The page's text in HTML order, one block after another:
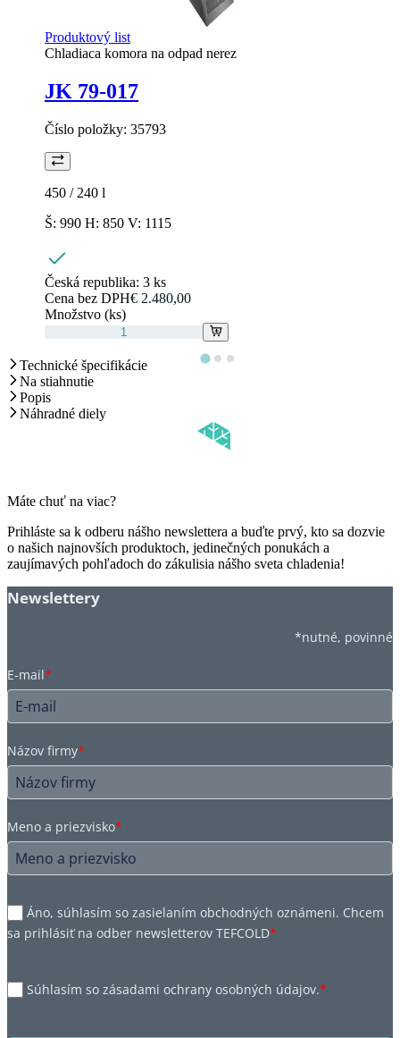
Produktový list
Chladiaca komora na odpad nerez
JK 79-017
Číslo položky: 35793
450 / 240 l
Š: 990 H: 850 V: 1115
Česká republika: 3 ks
Cena bez DPH€ 2.480,00
Množstvo (ks)
Technické špecifikácie
Na stiahnutie
Popis
Náhradné diely
Máte chuť na viac?
Prihláste sa k odberu nášho newslettera a buďte prvý, kto sa dozvie
o našich najnovších produktoch, jedinečných ponukách a
zaujímavých pohľadoch do zákulisia nášho sveta chladenia!
Newslettery
*nutné, povinné
E-mail*
Názov firmy*
Meno a priezvisko*
Áno, súhlasím so zasielaním obchodných oznámeni. Chcem
sa prihlásiť na odber newsletterov TEFCOLD*
Súhlasím so zásadami ochrany osobných údajov.*